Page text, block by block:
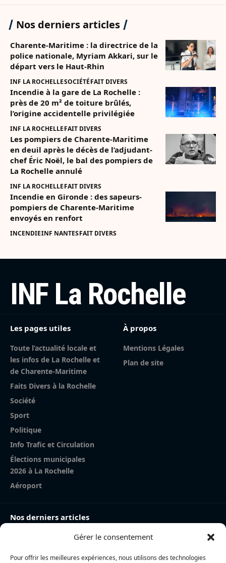
Gérer le consentement
Pour offrir les meilleures expériences, nous utilisons des technologies
Nos derniers articles
Charente-Maritime : la directrice de la
police nationale, Myriam Akkari, sur le
départ vers le Haut-Rhin
INF LA ROCHELLESOCIÉTÉFAIT DIVERS
Incendie à la gare de La Rochelle :
près de 20 m² de toiture brûlés,
l’origine accidentelle privilégiée
INF LA ROCHELLEFAIT DIVERS
Les pompiers de Charente-Maritime
en deuil après le décès de l’adjudant-
chef Éric Noël, le bal des pompiers de
La Rochelle annulé
INF LA ROCHELLEFAIT DIVERS
Incendie en Gironde : des sapeurs-
pompiers de Charente-Maritime
envoyés en renfort
INCENDIEINF NANTESFAIT DIVERS
INF La Rochelle
Les pages utiles
Toute l’actualité locale et
les infos de La Rochelle et
de Charente-Maritime
Faits Divers à la Rochelle
Société
Sport
Politique
Info Trafic et Circulation
Élections municipales
2026 à La Rochelle
Aéroport
À propos
Mentions Légales
Plan de site
Nos derniers articles
Charente-Maritime : la directrice de la police nationale,